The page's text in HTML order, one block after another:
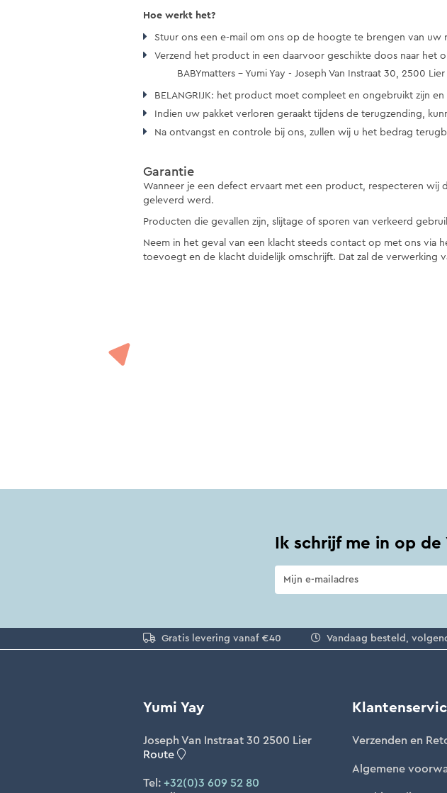
Hoe werkt het?
Stuur ons een e-mail om ons op de hoogte te brengen van uw
Verzend het product in een daarvoor geschikte doos naar het
BABYmatters – Yumi Yay - Joseph Van Instraat 30, 2500 Lier
BELANGRIJK: het product moet compleet en ongebruikt zijn
Indien uw pakket verloren geraakt tijdens de terugzending,
Na ontvangst en controle bij ons, zullen wij u het bedrag
Garantie
Wanneer je een defect ervaart met een product, respecteren
geleverd werd.
Producten die gevallen zijn, slijtage of sporen van verkeerd
Neem in het geval van een klacht steeds contact op met ons via
toevoegt en de klacht duidelijk omschrijft. Dat zal de verwerking
Ik schrijf me in op
Gratis levering vanaf €40 Vandaag besteld,
Yumi Yay
Joseph Van Instraat 30 2500 Lier
Route
Tel: +32(0)3 609 52 80
Verzenden en
Algemene